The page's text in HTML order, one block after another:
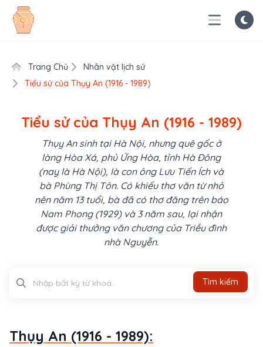
Trang Chủ
Nhân vật lịch sử
Tiểu sử của Thụy An (1916 - 1989)
Tiểu sử của Thụy An (1916 - 1989)
Thụy An sinh tại Hà Nội, nhưng quê gốc ở
làng Hòa Xá, phủ Ứng Hòa, tỉnh Hà Đông
(nay là Hà Nội), là con ông Lưu Tiến Ích và
bà Phùng Thị Tôn. Có khiếu thơ văn từ nhỏ
nên năm 13 tuổi, bà đã có thơ đăng trên báo
Nam Phong (1929) và 3 năm sau, lại nhận
được giải thưởng văn chương của Triều đình
nhà Nguyễn.
Tìm kiếm
Thụy An (1916 - 1989):